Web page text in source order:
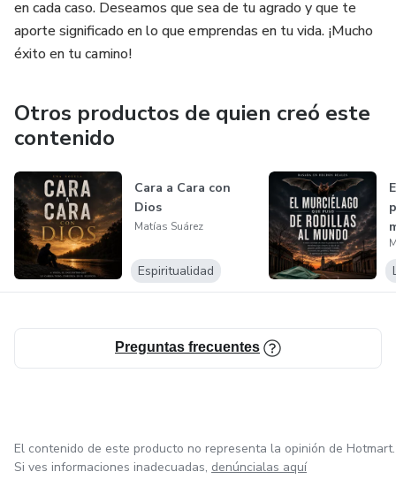
Necesitas estructura simple.
Empieza hoy a ordenar tu vida sin exigirte perfección.
en cada caso. Deseamos que sea de tu agrado y que te
aporte significado en lo que emprendas en tu vida. ¡Mucho
éxito en tu camino!
Otros productos de quien creó este
contenido
Cara a Cara con
Dios
Matías Suárez
Espiritualidad
Preguntas frecuentes
El contenido de este producto no representa la opinión de Hotmart.
Si ves informaciones inadecuadas, denúncialas aquí